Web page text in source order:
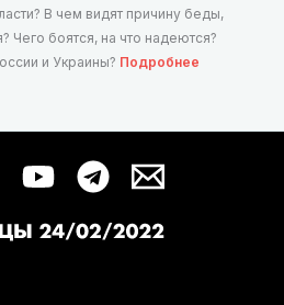
В чем видят причину беды,
Чего боятся, на что надеются?
и Украины? Подробнее